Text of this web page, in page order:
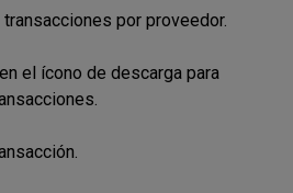
transacciones por proveedor.
el ícono de descarga para